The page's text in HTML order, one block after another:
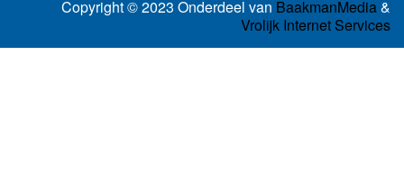
Copyright © 2023 Onderdeel van BaakmanMedia&
Vrolijk Internet Services